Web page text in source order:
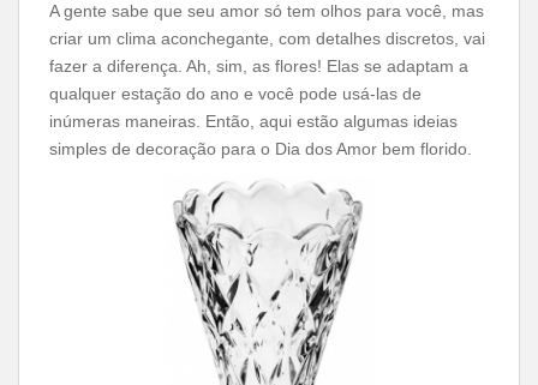
A gente sabe que seu amor só tem olhos para você, mas
criar um clima aconchegante, com detalhes discretos, vai
fazer a diferença. Ah, sim, as flores! Elas se adaptam a
qualquer estação do ano e você pode usá-las de
inúmeras maneiras. Então, aqui estão algumas ideias
simples de decoração para o Dia dos Amor bem florido.